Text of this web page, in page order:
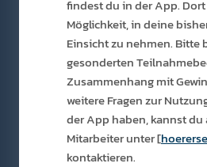
findest du in der App.
Möglichkeit, in deine
Einsicht zu nehmen. Bitte
gesonderten
Zusammenhang mit
weitere Fragen zur
der App haben, kannst
Mitarbeiter unter [
kontaktieren.